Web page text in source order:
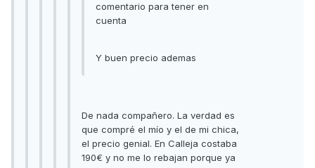
comentario para tener en
cuenta
Y buen precio ademas
De nada compañero. La verdad es
que compré el mío y el de mi chica,
el precio genial. En Calleja costaba
190€ y no me lo rebajan porque ya